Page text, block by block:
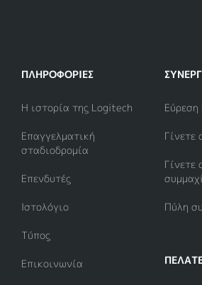
ΠΛΗΡΟΦΟΡΊΕΣ
Η ιστορία της Logitech
Επαγγελματική
σταδιοδρομία
Επενδυτές
Ιστολόγιο
Τύπος
Επικοινωνία
Γίνετε
Γίνετε
Πύλη